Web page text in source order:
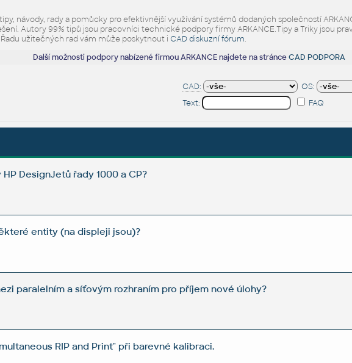
návody, rady a pomůcky pro efektivnější využívání systémů dodaných společností
Autory 99% tipů jsou pracovníci technické podpory firmy ARKANCE.Tipy a Triky jsou
Řadu užitečných rad vám může poskytnout i CAD diskuzní fórum.
Další možnosti podpory nabízené firmou ARKANCE najdete na stránceCAD PODPORA
CAD: OS:
Text:
FAQ
DesignJetů řady 1000 a CP?
entity (na displeji jsou)?
paralelním a síťovým rozhraním pro příjem nové úlohy?
RIP and Print" při barevné kalibraci.